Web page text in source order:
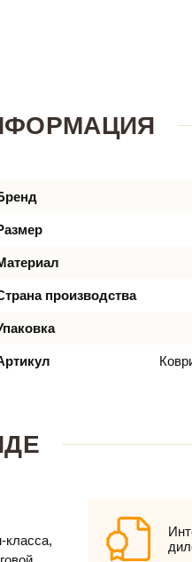
производства
класса,